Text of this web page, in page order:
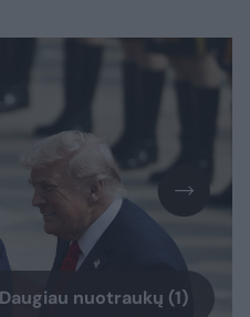
Daugiau nuotraukų (1)